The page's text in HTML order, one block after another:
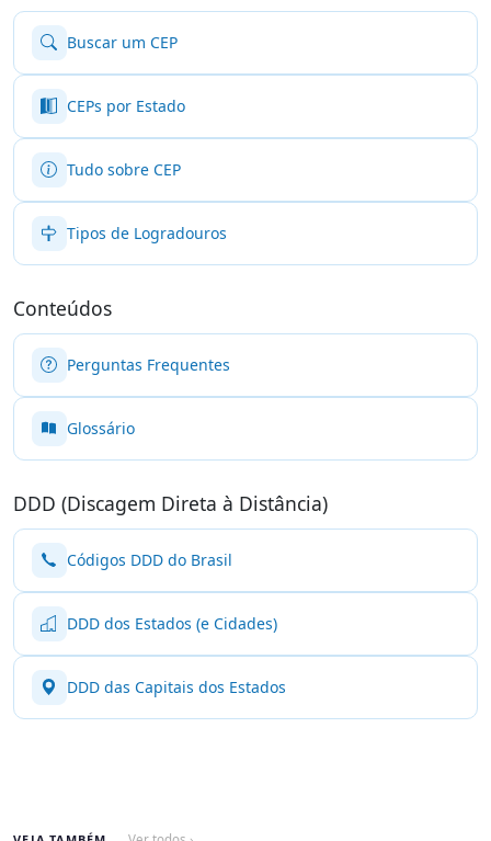
Buscar um CEP
CEPs por Estado
Tudo sobre CEP
Tipos de Logradouros
Conteúdos
Perguntas Frequentes
Glossário
DDD (Discagem Direta à Distância)
Códigos DDD do Brasil
DDD dos Estados (e Cidades)
DDD das Capitais dos Estados